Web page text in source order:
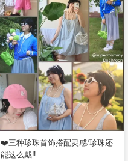
❤️三种珍珠首饰搭配灵感/珍珠还
能这么戴‼️